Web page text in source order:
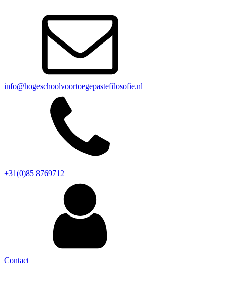
info@hogeschoolvoortoegepastefilosofie.nl
+31(0)85 8769712
Contact